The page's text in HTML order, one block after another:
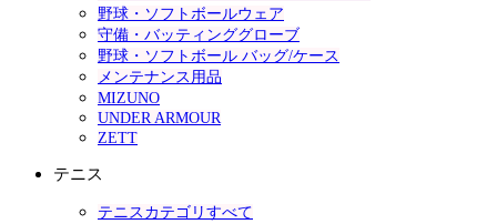
野球・ソフトボールウェア
守備・バッティンググローブ
野球・ソフトボール バッグ/ケース
メンテナンス用品
MIZUNO
UNDER ARMOUR
ZETT
テニス
テニスカテゴリすべて